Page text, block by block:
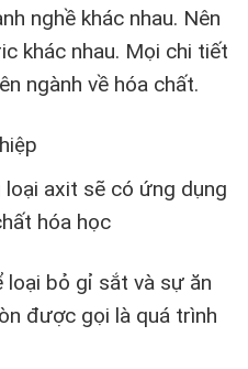
nghề khác nhau. Nên
khác nhau. Mọi chi tiết
ngành về hóa chất.
axit sẽ có ứng dụng
hóa học
bỏ gỉ sắt và sự ăn
được gọi là quá trình